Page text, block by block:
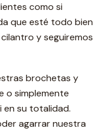
como si
que esté todo bien
y seguiremos
brochetas y
o simplemente
en su totalidad.
agarrar nuestra